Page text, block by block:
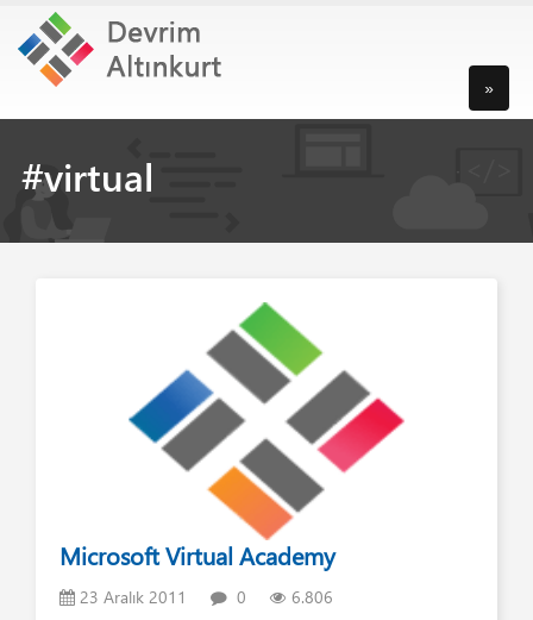
»
#virtual
Microsoft Virtual Academy
23 Aralık 2011 0 6.806